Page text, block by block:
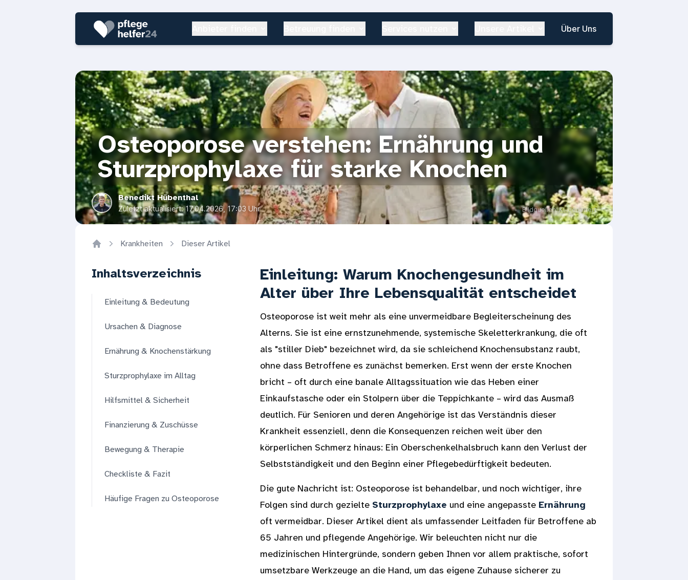
Über Uns
Osteoporose verstehen: Ernährung und
Sturzprophylaxe für starke Knochen
Benedikt Hübenthal
Zuletzt aktualisiert:17.04.2026, 17:03 Uhr Bildquellen: KI-generiert
Krankheiten Dieser Artikel
Inhaltsverzeichnis
Einleitung & Bedeutung
Ursachen & Diagnose
Ernährung & Knochenstärkung
Sturzprophylaxe im Alltag
Hilfsmittel & Sicherheit
Finanzierung & Zuschüsse
Bewegung & Therapie
Checkliste & Fazit
Häufige Fragen zu Osteoporose
Einleitung: Warum Knochengesundheit im
Alter über Ihre Lebensqualität entscheidet
Osteoporose ist weit mehr als eine unvermeidbare Begleiterscheinung des
Alterns. Sie ist eine ernstzunehmende, systemische Skeletterkrankung, die oft
als "stiller Dieb" bezeichnet wird, da sie schleichend Knochensubstanz raubt,
ohne dass Betroffene es zunächst bemerken. Erst wenn der erste Knochen
bricht – oft durch eine banale Alltagssituation wie das Heben einer
Einkaufstasche oder ein Stolpern über die Teppichkante – wird das Ausmaß
deutlich. Für Senioren und deren Angehörige ist das Verständnis dieser
Krankheit essenziell, denn die Konsequenzen reichen weit über den
körperlichen Schmerz hinaus: Ein Oberschenkelhalsbruch kann den Verlust der
Selbstständigkeit und den Beginn einer Pflegebedürftigkeit bedeuten.
Die gute Nachricht ist: Osteoporose ist behandelbar, und noch wichtiger, ihre
Folgen sind durch gezielte Sturzprophylaxe und eine angepasste Ernährung
oft vermeidbar. Dieser Artikel dient als umfassender Leitfaden für Betroffene ab
65 Jahren und pflegende Angehörige. Wir beleuchten nicht nur die
medizinischen Hintergründe, sondern geben Ihnen vor allem praktische, sofort
umsetzbare Werkzeuge an die Hand, um das eigene Zuhause sicherer zu